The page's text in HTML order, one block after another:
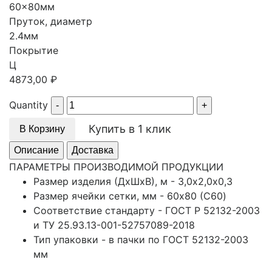
60x80мм
Пруток, диаметр
2.4мм
Покрытие
Ц
4873,00 ₽
Quantity
В Корзину Купить в 1 клик
Описание Доставка
ПАРАМЕТРЫ ПРОИЗВОДИМОЙ ПРОДУКЦИИ
Размер изделия (ДхШхВ), м - 3,0х2,0х0,3
Размер ячейки сетки, мм - 60x80 (С60)
Соответствие стандарту - ГОСТ Р 52132-2003
и ТУ 25.93.13-001-52757089-2018
Тип упаковки - в пачки по ГОСТ 52132-2003
мм